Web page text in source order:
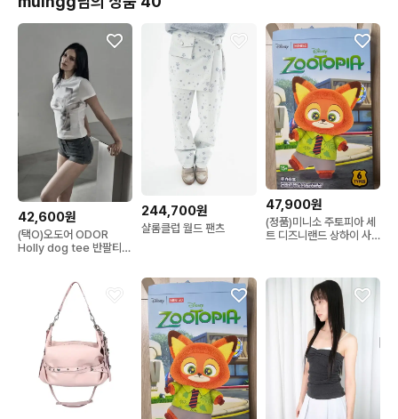
42,600원
(택O)오도어 ODOR
Holly dog tee 반팔티
244,700원
샬롬클럽 월드 팬츠
47,900원
(정품)미니소 주토피아 세
트 디즈니랜드 상하이 사